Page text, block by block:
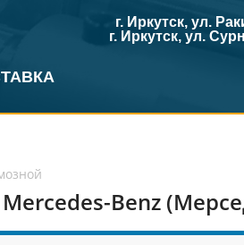
г. Иркутск, ул.
г. Иркутск, ул.
Benz